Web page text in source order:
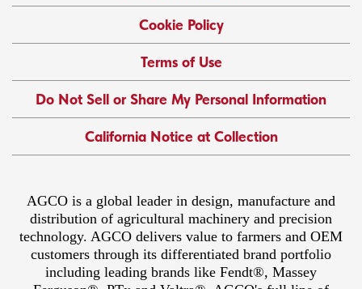
Cookie Policy
Terms of Use
Do Not Sell or Share My Personal Information
California Notice at Collection
AGCO is a global leader in design, manufacture and
distribution of agricultural machinery and precision
technology. AGCO delivers value to farmers and OEM
customers through its differentiated brand portfolio
including leading brands like Fendt®, Massey